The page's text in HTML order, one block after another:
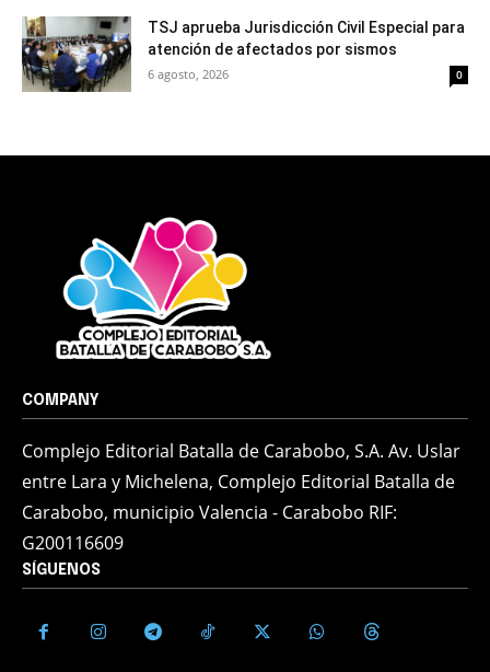
TSJ aprueba Jurisdicción Civil Especial para
atención de afectados por sismos
6 agosto, 2026 0
COMPANY
Complejo Editorial Batalla de Carabobo, S.A. Av. Uslar
entre Lara y Michelena, Complejo Editorial Batalla de
Carabobo, municipio Valencia - Carabobo RIF:
G200116609
SÍGUENOS